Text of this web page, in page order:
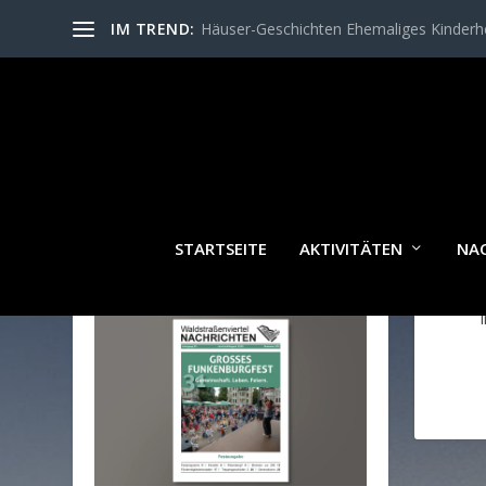
IM TREND: Häuser-Geschichten Ehemaliges
STARTSEITE AKTIVITÄTEN
WALDSTRASSENVIERTEL N